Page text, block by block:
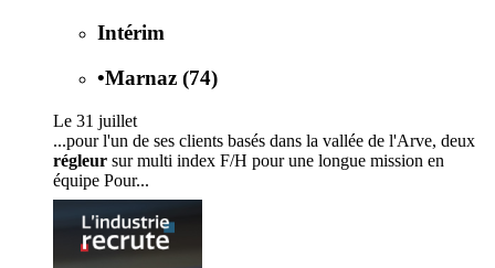
Intérim
•Marnaz (74)
Le 31 juillet
...pour l'un de ses clients basés dans la vallée de l'Arve, deux
régleur sur multi index F/H pour une longue mission en
équipe Pour...